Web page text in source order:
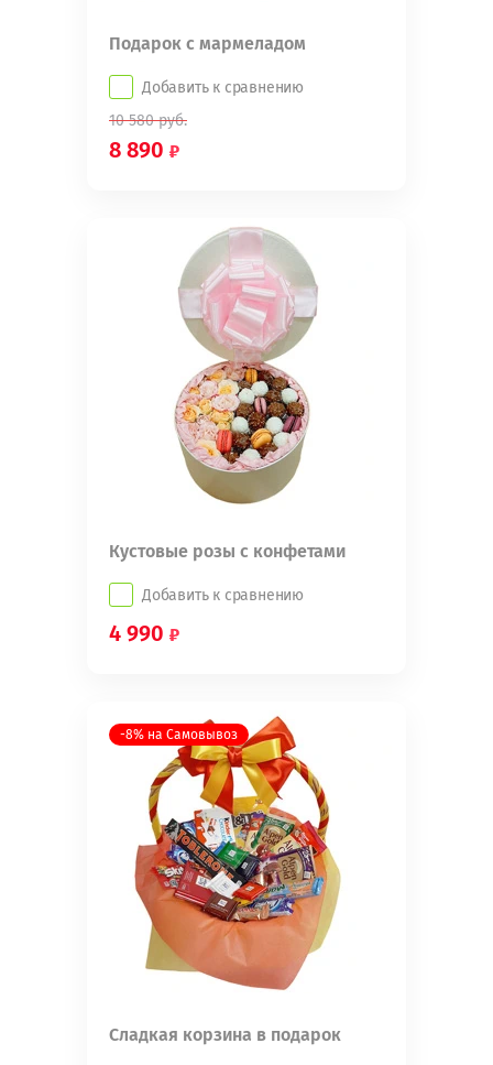
Подарок с мармеладом
Добавить к сравнению
10 580руб.
8 890
Кустовые розы с конфетами
Добавить к сравнению
4 990
-8% на Самовывоз
Сладкая корзина в подарок